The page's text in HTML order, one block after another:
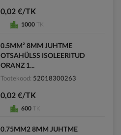
0,02 €/TK
1000 TK
0.5MM² 8MM JUHTME
OTSAHÜLSS ISOLEERITUD
ORANZ 1...
Tootekood 52018300263
0,02 €/TK
600 TK
0.75MM2 8MM JUHTME